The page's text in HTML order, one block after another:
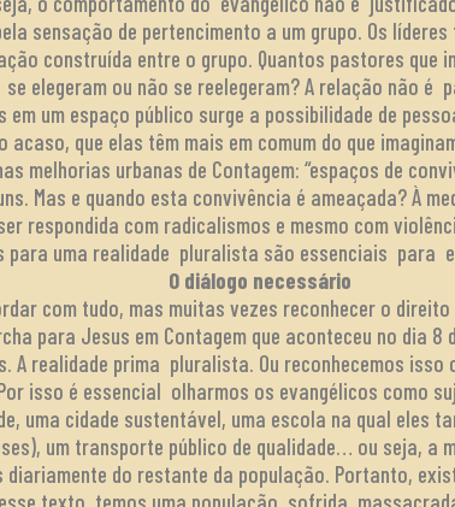
sensação de pertencimento a um grupo. Os
construída entre o grupo. Quantos pastores
se elegeram ou não se reelegeram? A relação não é
em um espaço público surge a possibilidade de
acaso, que elas têm mais em comum do que
melhorias urbanas de Contagem: “espaços de
Mas e quando esta convivência é ameaçada? À
respondida com radicalismos e mesmo com
para uma realidade pluralista são essenciais para
O diálogo necessário
com tudo, mas muitas vezes reconhecer o
para Jesus em Contagem que aconteceu no dia 8
A realidade prima pluralista. Ou reconhecemos
isso é essencial olharmos os evangélicos como
uma cidade sustentável, uma escola na qual eles
um transporte público de qualidade… ou seja, a
do restante da população. Portanto,